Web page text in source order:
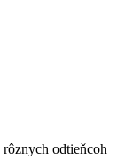
odtieňcoh